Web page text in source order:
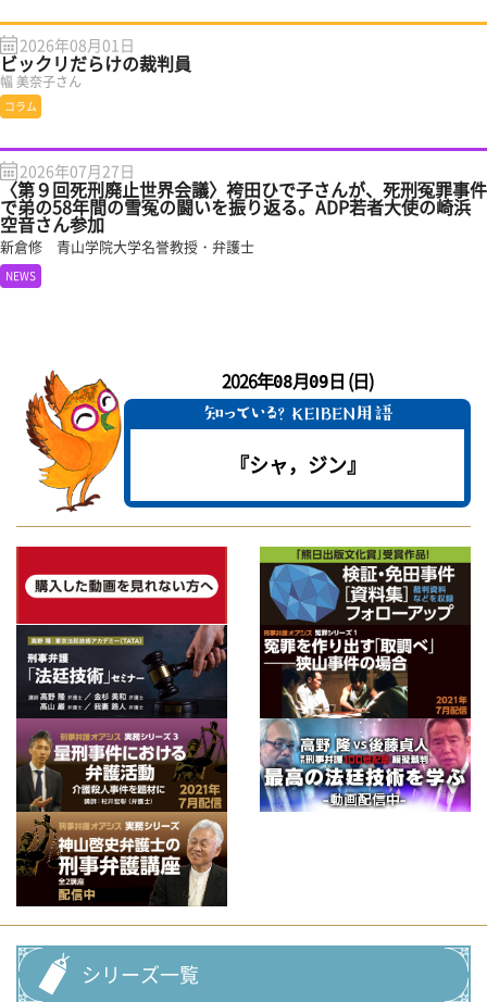
2026年08月01日
ビックリだらけの裁判員
幅 美奈子さん
コラム
2026年07月27日
〈第９回死刑廃止世界会議〉袴田ひで子さんが、死刑冤罪事件
で弟の58年間の雪冤の闘いを振り返る。ADP若者大使の崎浜
空音さん参加
新倉修 青山学院大学名誉教授・弁護士
NEWS
2026年08月09日 (日)
『シャ，ジン』
シリーズ一覧